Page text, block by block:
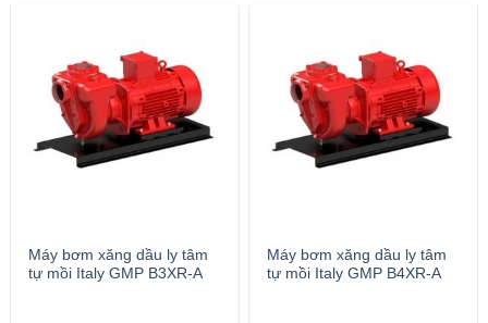
Máy bơm xăng dầu ly tâm
tự mồi Italy GMP B3XR-A
Máy bơm xăng dầu ly tâm
tự mồi Italy GMP B4XR-A